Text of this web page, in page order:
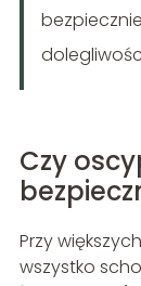
Czy
Przy
wszystko